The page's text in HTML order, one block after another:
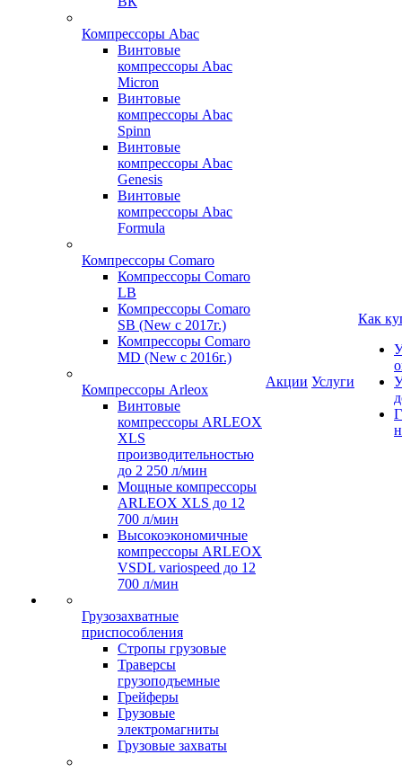
Компрессоры Abac
Винтовые
компрессоры Abac
Micron
Винтовые
компрессоры Abac
Spinn
Винтовые
компрессоры Abac
Genesis
Винтовые
компрессоры Abac
Formula
Компрессоры Comaro
Компрессоры Comaro
LB
Компрессоры Comaro
SB (New с 2017г.)
Компрессоры Comaro
MD (New с 2016г.)
Компрессоры Arleox
Винтовые
компрессоры ARLEOX
XLS
производительностью
до 2 250 л/мин
Мощные компрессоры
ARLEOX XLS до 12
700 л/мин
Высокоэкономичные
компрессоры ARLEOX
VSDL variospeed до 12
700 л/мин
Грузозахватные
приспособления
Стропы грузовые
Траверсы
грузоподъемные
Грейферы
Грузовые
электромагниты
Грузовые захваты
Акции Услуги
Как